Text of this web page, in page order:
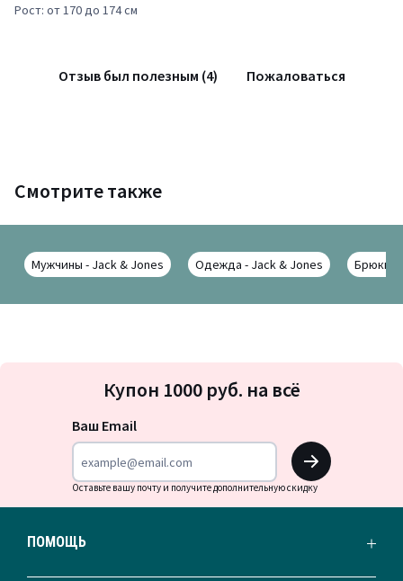
Рост: от 170 до 174 см
Отзыв был полезным (4) Пожаловаться
Смотрите также
Мужчины - Jack & Jones Одежда - Jack & Jones Брюки -
на
Купон 1000 руб. на всё
Ваш Email
OK
Оставьте вашу почту и получите дополнительную скидку
ПОМОЩЬ